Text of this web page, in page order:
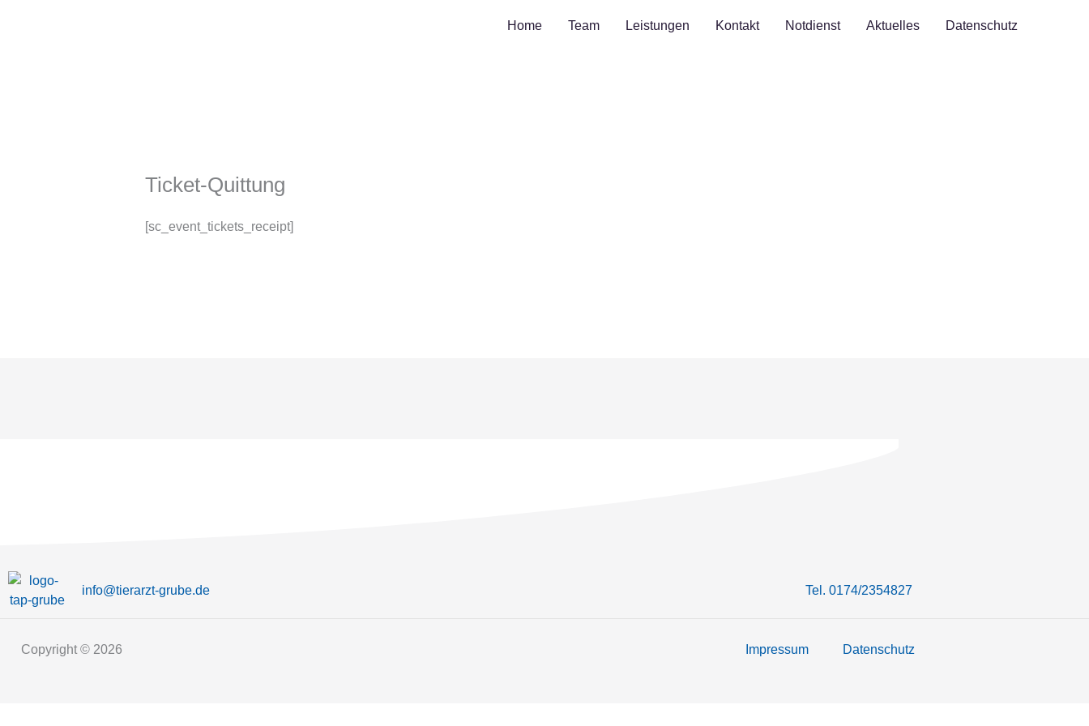
Home Team Leistungen Kontakt Notdienst Aktuelles Datenschutz
Ticket-Quittung
[sc_event_tickets_receipt]
info@tierarzt-grube.de Tel. 0174/2354827
Copyright © 2026 Impressum Datenschutz